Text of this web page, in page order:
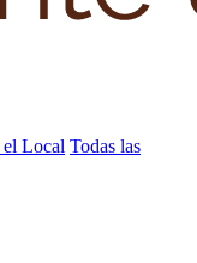
el Local Todas las